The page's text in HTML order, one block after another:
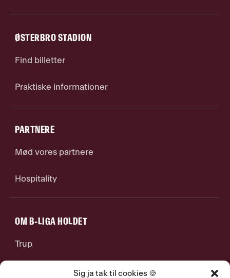
Sig ja tak til cookies 🍪
ØSTERBRO STADION
Find billetter
Praktiske informationer
PARTNERE
Mød vores partnere
Hospitality
OM B-LIGA HOLDET
Trup